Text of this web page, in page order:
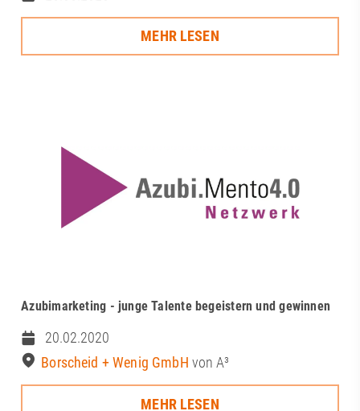
MEHR LESEN
Azubimarketing - junge Talente begeistern und gewinnen
20.02.2020
Borscheid + Wenig GmbH von A³
MEHR LESEN